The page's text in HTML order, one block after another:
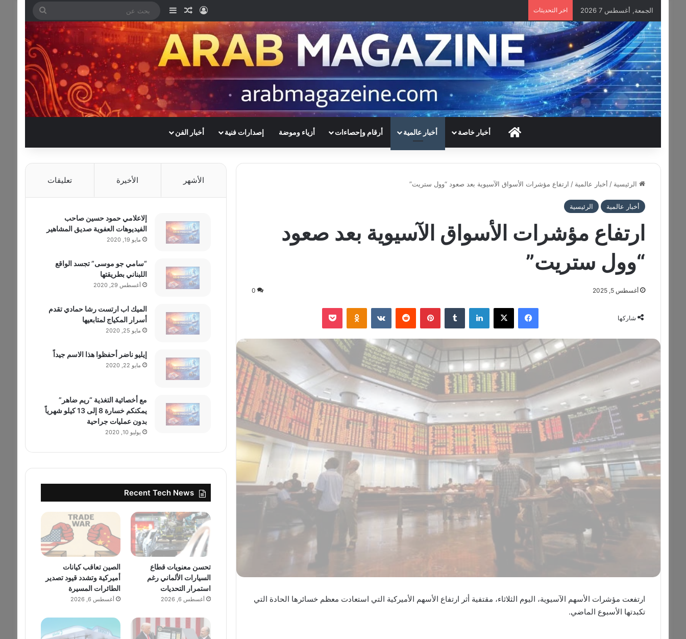
الجمعة, أغسطس 7 2026 اخر التحديثات تسجيل الدخول
مقال عشوائي
إضافة عمود جانبي
عن
HOMEأخبار خاصة أخبار عالمية أرقام وإحصاءات أزياء وموضة إصدارات فنية أخبار الفن
الرئيسية / أخبار عالمية / ارتفاع مؤشرات الأسواق الآسيوية بعد صعود “وول ستريت”
أخبار عالمية الرئيسية
ارتفاع مؤشرات الأسواق الآسيوية بعد صعود
“وول ستريت”
أغسطس 5, 2025 0
شاركها
فيسبوك ‫X لينكدإن ‏Tumblr بينتيريست ‏Reddit
‏VKontakte
Odnoklassniki
‫Pocket
ارتفعت مؤشرات الأسهم الآسيوية، اليوم الثلاثاء، مقتفية أثر ارتفاع الأسهم الأميركية التي استعادت معظم خسائرها الحادة التي
تكبدتها الأسبوع الماضي.
الأشهر الأخيرة تعليقات
إلاعلامي حمود حسين صاحب
الفيديوهات العفوية صديق المشاهير
مايو 19, 2020
“سامي جو موسى” تجسد الواقع
اللبناني بطريقتها
أغسطس 29, 2020
الميك اب ارتست رشا حمادي تقدم
أسرار المكياج لمتابعيها
مايو 25, 2020
إيليو ناضر أحفظوا هذا الاسم جيداً
مايو 22, 2020
مع أخصائية التغذية “ريم ضاهر”
يمكنكم خسارة 8 إلى 13 كيلو شهرياً
بدون عمليات جراحية
يوليو 10, 2020
Recent Tech News
تحسن معنويات قطاع
السيارات الألماني رغم
استمرار التحديات
أغسطس 6, 2026
الصين تعاقب كيانات
أميركية وتشدد قيود تصدير
الطائرات المسيرة
أغسطس 6, 2026